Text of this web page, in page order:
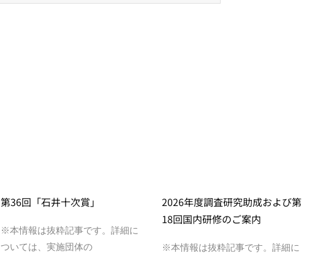
第36回「石井十次賞」
※本情報は抜粋記事です。詳細に
ついては、実施団体の
2026年度調査研究助成および第
18回国内研修のご案内
※本情報は抜粋記事です。詳細に